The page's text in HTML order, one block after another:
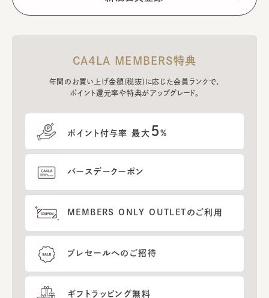
CA4LA MEMBERS特典
年間のお買い上げ金額(税抜)に応じた会員ランクで、
ポイント還元率や特典がアップグレード。
ポイント付与率 最大 5%
バースデークーポン
MEMBERS ONLY OUTLETのご利用
プレセールへのご招待
ギフトラッピング無料